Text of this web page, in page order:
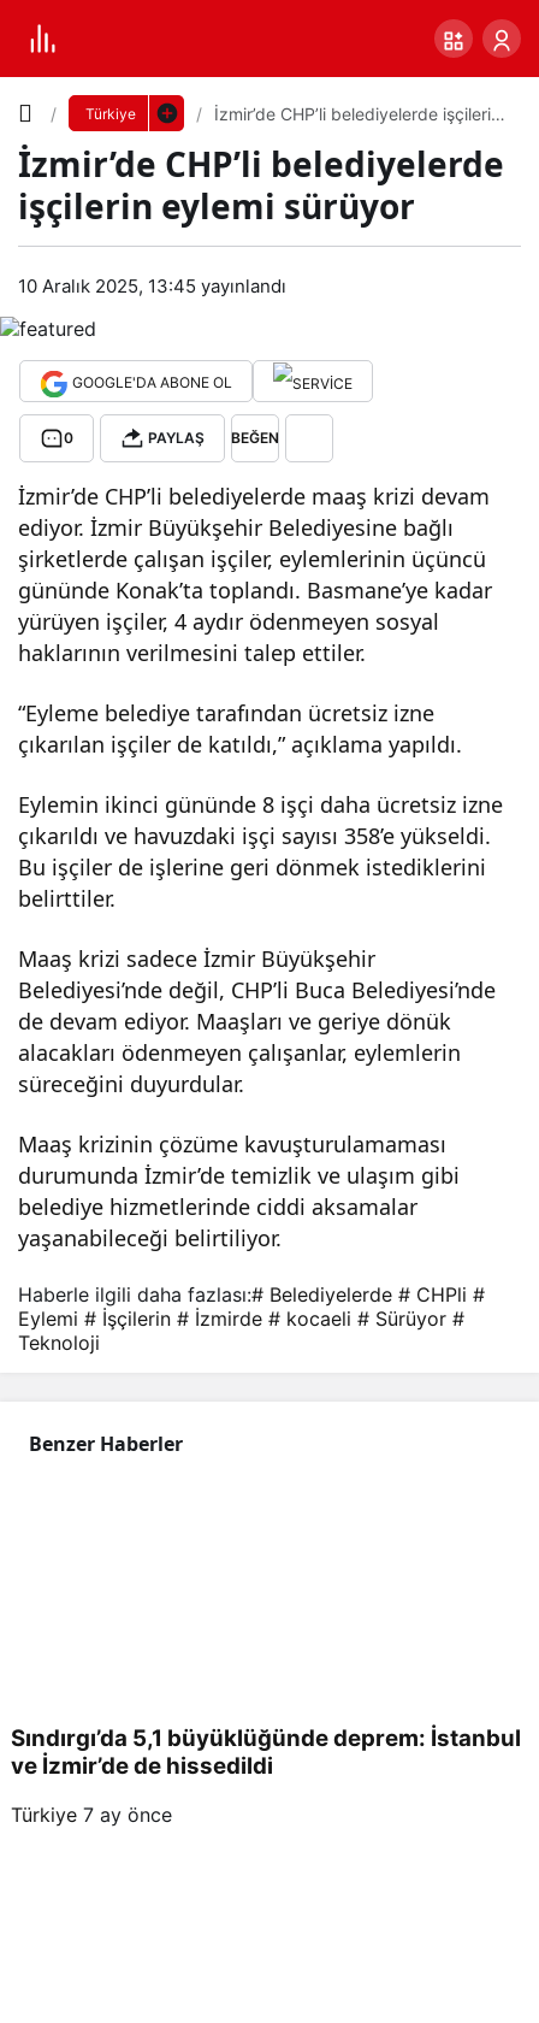
Türkiye
İzmir’de CHP’li belediyelerde işçilerin
İzmir’de CHP’li belediyelerde
işçilerin eylemi sürüyor
10 Aralık 2025, 13:45 yayınlandı
GOOGLE'DA ABONE OL
0 PAYLAŞ BEĞEN
İzmir’de CHP’li belediyelerde maaş krizi devam
ediyor. İzmir Büyükşehir Belediyesine bağlı
şirketlerde çalışan işçiler, eylemlerinin üçüncü
gününde Konak’ta toplandı. Basmane’ye kadar
yürüyen işçiler, 4 aydır ödenmeyen sosyal
haklarının verilmesini talep ettiler.
“Eyleme belediye tarafından ücretsiz izne
çıkarılan işçiler de katıldı,” açıklama yapıldı.
Eylemin ikinci gününde 8 işçi daha ücretsiz izne
çıkarıldı ve havuzdaki işçi sayısı 358’e yükseldi.
Bu işçiler de işlerine geri dönmek istediklerini
belirttiler.
Maaş krizi sadece İzmir Büyükşehir
Belediyesi’nde değil, CHP’li Buca Belediyesi’nde
de devam ediyor. Maaşları ve geriye dönük
alacakları ödenmeyen çalışanlar, eylemlerin
süreceğini duyurdular.
Maaş krizinin çözüme kavuşturulamaması
durumunda İzmir’de temizlik ve ulaşım gibi
belediye hizmetlerinde ciddi aksamalar
yaşanabileceği belirtiliyor.
İzmi
CHP
’li
bele
diye
lerd
e
erin
eyle
mi
sür
r
Yazı
Boyutunu
Ayarla
Küçük 100% Dev
Varsayılana
dön
Haberle ilgili daha fazlası:# Belediyelerde # CHPli #
Eylemi # İşçilerin # İzmirde # kocaeli # Sürüyor #
Teknoloji
Benzer Haberler
Sındırgı’da 5,1 büyüklüğünde deprem: İstanbul
ve İzmir’de de hissedildi
Türkiye 7 ay önce